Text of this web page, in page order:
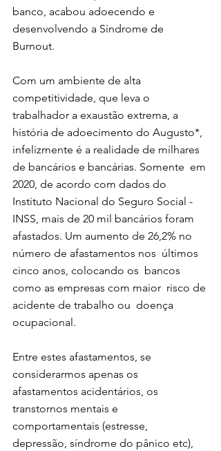
banco, acabou adoecendo e
desenvolvendo a Síndrome de
Burnout.
Com um ambiente de alta
competitividade, que leva o
trabalhador a exaustão extrema, a
história de adoecimento do Augusto*,
infelizmente é a realidade de milhares
de bancários e bancárias. Somente  em
2020, de acordo com dados do
Instituto Nacional do Seguro Social -
INSS, mais de 20 mil bancários foram
afastados. Um aumento de 26,2% no
número de afastamentos nos  últimos
cinco anos, colocando os  bancos
como as empresas com maior  risco de
acidente de trabalho ou  doença
ocupacional.
Entre estes afastamentos, se
considerarmos apenas os
afastamentos acidentários, os
transtornos mentais e
comportamentais (estresse,
depressão, síndrome do pânico etc),